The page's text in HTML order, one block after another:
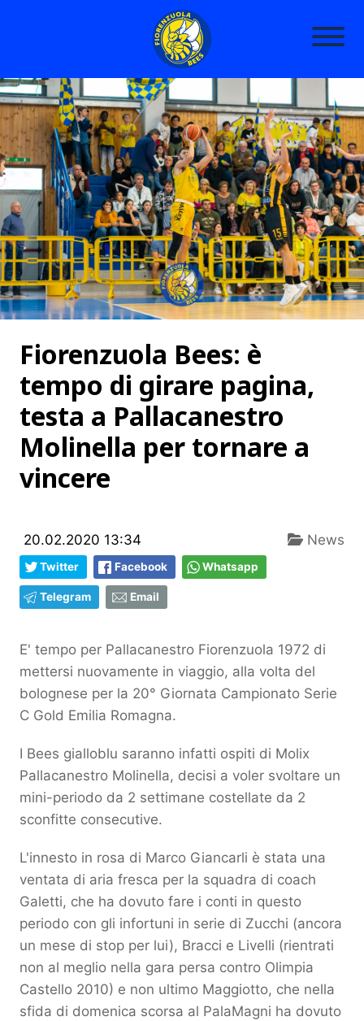
Fiorenzuola Bees: è
tempo di girare pagina,
testa a Pallacanestro
Molinella per tornare a
vincere
20.02.2020 13:34 News
Twitter Facebook Whatsapp
Telegram Email
E' tempo per Pallacanestro Fiorenzuola 1972 di
mettersi nuovamente in viaggio, alla volta del
bolognese per la 20° Giornata Campionato Serie
C Gold Emilia Romagna.
I Bees gialloblu saranno infatti ospiti di Molix
Pallacanestro Molinella, decisi a voler svoltare un
mini-periodo da 2 settimane costellate da 2
sconfitte consecutive.
L'innesto in rosa di Marco Giancarli è stata una
ventata di aria fresca per la squadra di coach
Galetti, che ha dovuto fare i conti in questo
periodo con gli infortuni in serie di Zucchi (ancora
un mese di stop per lui), Bracci e Livelli (rientrati
non al meglio nella gara persa contro Olimpia
Castello 2010) e non ultimo Maggiotto, che nella
sfida di domenica scorsa al PalaMagni ha dovuto